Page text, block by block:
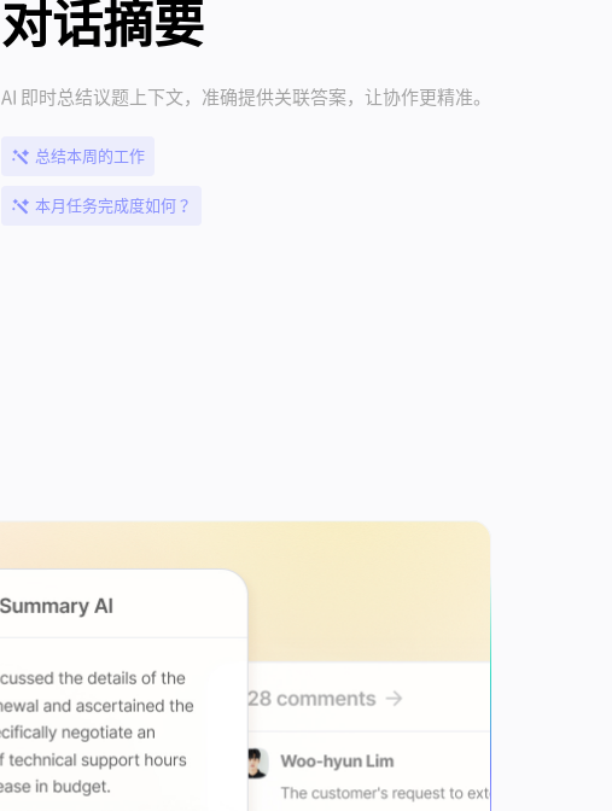
对话摘要
AI 即时总结议题上下文，准确提供关联答案，让协作更精准。
总结本周的工作
本月任务完成度如何？